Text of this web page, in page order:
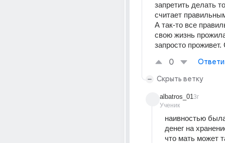
запретить делать
считает
А так-то все
свою жизнь
запросто проживет.
0
Скрыть ветку
albatros_01
Ученик
3г
наивностью
денег на
что мать может